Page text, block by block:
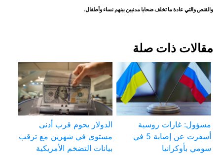
والقنص والتي عادة ما تخلف ضحايا مدنيين بينهم نساء وأطفال.
مقالات ذات صلة
مسؤول: غارات روسية
أسفرت عن إصابة 5 في
سومي بأوكرانيا
الدولار يحوم قرب أدنى
مستوى في شهرين مع ترقب
بيانات التضخم الأمريكية